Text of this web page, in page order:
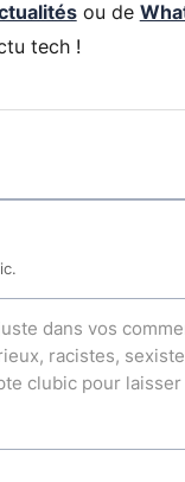
ou de
tech !